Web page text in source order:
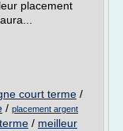
placement
court terme /
/ placement argent
/ meilleur